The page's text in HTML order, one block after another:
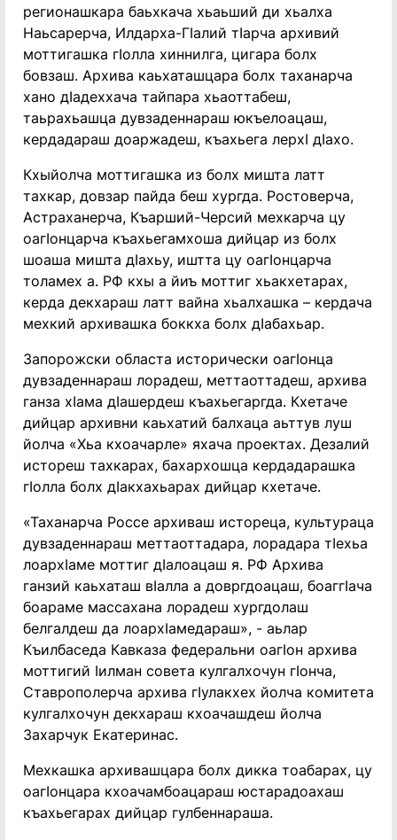
регионашкара баьхкача хьаьший ди хьалха
Наьсарерча, Илдарха-ГIалий тIарча архивий
моттигашка гIолла хиннилга, цигара болх
бовзаш. Архива каьхаташцара болх таханарча
хано дIадеххача тайпара хьаоттабеш,
таьрахьашца дувзаденнараш юкъелоацаш,
кердадараш доаржадеш, къахьега лерхI дIахо.
Кхыйолча моттигашка из болх мишта латт
тахкар, довзар пайда беш хургда. Ростоверча,
Астраханерча, Къарший-Черсий мехкарча цу
оагIонцарча къахьегамхоша дийцар из болх
шоаша мишта дIахьу, иштта цу оагIонцарча
толамех а. РФ кхы а йиъ моттиг хьакхетарах,
керда декхараш латт вайна хьалхашка – кердача
мехкий архивашка боккха болх дIабахьар.
Запорожски областа исторически оагIонца
дувзаденнараш лорадеш, меттаоттадеш, архива
ганза хIама дIашердеш къахьегаргда. Кхетаче
дийцар архивни каьхатий балхаца аьттув луш
йолча «Хьа кхоачарле» яхача проектах. Дезалий
истореш тахкарах, бахархошца кердадарашка
гIолла болх дIакхахьарах дийцар кхетаче.
«Таханарча Россе архиваш истореца, культураца
дувзаденнараш меттаоттадара, лорадара тIехьа
лоархIаме моттиг дIалоацаш я. РФ Архива
ганзий каьхаташ вIалла а довргдоацаш, боаггIача
боараме массахана лорадеш хургдолаш
белгалдеш да лоархIамедараш», - аьлар
Къилбаседа Кавказа федеральни оагIон архива
моттигий Iилман совета кулгалхочун гIонча,
Ставрополерча архива гIулакхех йолча комитета
кулгалхочун декхараш кхоачашдеш йолча
Захарчук Екатеринас.
Мехкашка архивашцара болх дикка тоабарах, цу
оагIонцара кхоачамбоацараш юстарадоахаш
къахьегарах дийцар гулбеннараша.